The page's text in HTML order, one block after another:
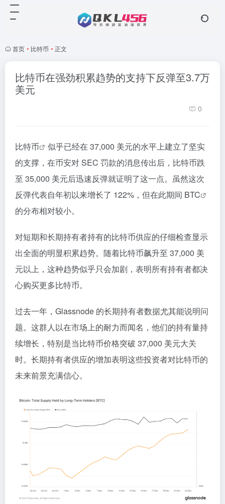
首页 • 比特币 • 正文
比特币在强劲积累趋势的支持下反弹至3.7万
美元
0
比特币
似乎已经在 37,000 美元的水平上建立了坚实
的支撑，在币安对 SEC 罚款的消息传出后，比特币跌
至 35,000 美元后迅速反弹就证明了这一点。虽然这次
反弹代表自年初以来增长了 122%，但在此期间 BTC
的分布相对较小。
对短期和长期持有者持有的比特币供应的仔细检查显示
出全面的明显积累趋势。随着比特币飙升至 37,000 美
元以上，这种趋势似乎只会加剧，表明所有持有者都决
心购买更多比特币。
过去一年，Glassnode 的长期持有者数据尤其能说明问
题。这群人以在市场上的耐力而闻名，他们的持有量持
续增长，特别是当比特币价格突破 37,000 美元大关
时。长期持有者供应的增加表明这些投资者对比特币的
未来前景充满信心。